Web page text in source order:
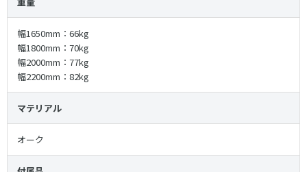
幅1650mm：66kg
幅1800mm：70kg
幅2000mm：77kg
幅2200mm：82kg
マテリアル
オーク